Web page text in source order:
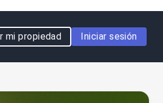
mi propiedad Iniciar sesión